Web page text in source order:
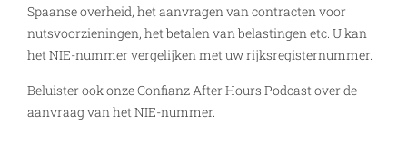
Spaanse overheid, het aanvragen van contracten voor
nutsvoorzieningen, het betalen van belastingen etc. U kan
het NIE-nummer vergelijken met uw rijksregisternummer.
Beluister ook onze Confianz After Hours Podcast over de
aanvraag van het NIE-nummer.